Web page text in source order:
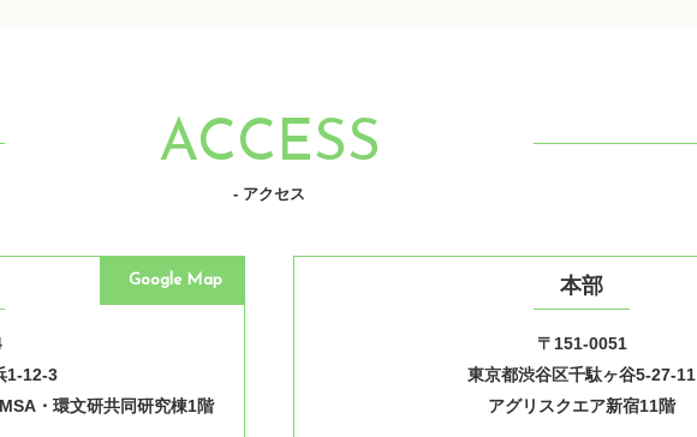
ACCESS
- アクセス
1-12-3
・環文研共同研究棟1階
Google Map 本部
〒151-0051
東京都渋谷区千駄ヶ谷5-27-11
アグリスクエア新宿11階